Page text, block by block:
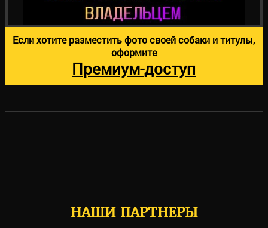
Если хотите разместить фото своей собаки и титулы,
оформите
Премиум-доступ
НАШИ ПАРТНЕРЫ